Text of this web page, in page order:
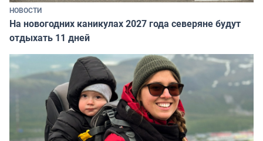
НОВОСТИ
На новогодних каникулах 2027 года северяне будут
отдыхать 11 дней